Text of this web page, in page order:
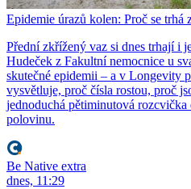
Epidemie úrazů kolen: Proč se trhá
Přední zkřížený vaz si dnes trhají i
Hudeček z Fakultní nemocnice u
skutečné epidemii – a v Longevity
vysvětluje, proč čísla rostou, proč
jednoduchá pětiminutová
polovinu.
Be Native extra
dnes, 11:29